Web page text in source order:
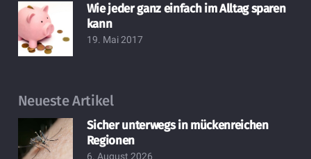
Wie jeder ganz einfach im Alltag sparen
kann
19. Mai 2017
Neueste Artikel
Sicher unterwegs in mückenreichen
Regionen
6. August 2026